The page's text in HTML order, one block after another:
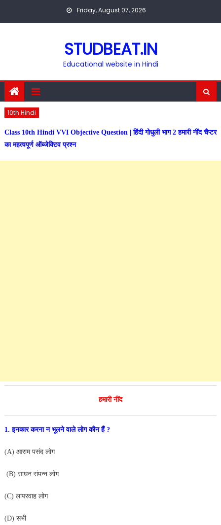
Friday, August 07, 2026
STUDBEAT.IN
Educational website in Hindi
10th Hindi
Class 10th Hindi VVI Objective Question | हिंदी गोधुली भाग 2 हमारी नींद चैप्टर
का महत्वपूर्ण ऑब्जेक्टिव प्रश्न
हमारी नींद
1. इनकार करना न भूलने वाले लोग कौन हैं ?
(A) आराम पसंद लोग
(B) साधन संपन्न लोग
(C) लापरवाह लोग
(D) सभी